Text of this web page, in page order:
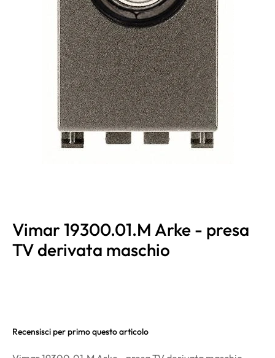
Vimar 19300.01.M Arke - presa
TV derivata maschio
Recensisci per primo questo articolo